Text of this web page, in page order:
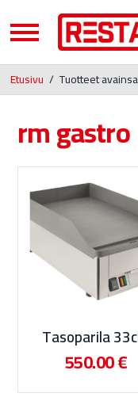
Etusivu / Tuotteet
rm gastro
Tasoparila
550.00€